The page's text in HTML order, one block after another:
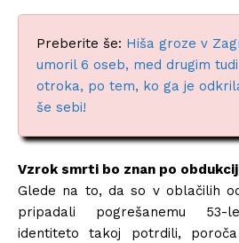
Preberite še: Hiša groze v
umoril 6 oseb, med drugim
otroka, po tem, ko ga je
še sebi!
Vzrok smrti bo znan po
Glede na to, da so v oblačilih
pripadali pogrešanemu 53-
identiteto takoj potrdili, poroča